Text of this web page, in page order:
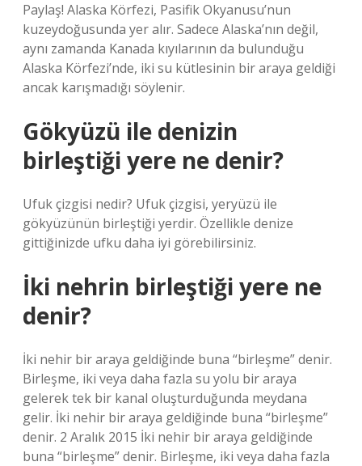
Paylaş! Alaska Körfezi, Pasifik Okyanusu’nun
kuzeydoğusunda yer alır. Sadece Alaska’nın değil,
aynı zamanda Kanada kıyılarının da bulunduğu
Alaska Körfezi’nde, iki su kütlesinin bir araya geldiği
ancak karışmadığı söylenir.
Gökyüzü ile denizin
birleştiği yere ne denir?
Ufuk çizgisi nedir? Ufuk çizgisi, yeryüzü ile
gökyüzünün birleştiği yerdir. Özellikle denize
gittiğinizde ufku daha iyi görebilirsiniz.
İki nehrin birleştiği yere ne
denir?
İki nehir bir araya geldiğinde buna “birleşme” denir.
Birleşme, iki veya daha fazla su yolu bir araya
gelerek tek bir kanal oluşturduğunda meydana
gelir. İki nehir bir araya geldiğinde buna “birleşme”
denir. 2 Aralık 2015 İki nehir bir araya geldiğinde
buna “birleşme” denir. Birleşme, iki veya daha fazla